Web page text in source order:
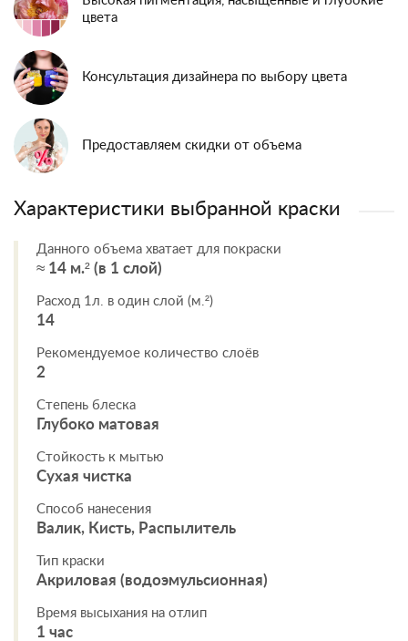
цвета
Консультация дизайнера по выбору цвета
Предоставляем скидки от объема
Характеристики выбранной краски
Данного объема хватает для покраски
≈ 14 м.² (в 1 слой)
Расход 1л. в один слой (м.²)
14
Рекомендуемое количество слоёв
2
Степень блеска
Глубоко матовая
Стойкость к мытью
Сухая чистка
Способ нанесения
Валик, Кисть, Распылитель
Тип краски
Акриловая (водоэмульсионная)
Время высыхания на отлип
1 час